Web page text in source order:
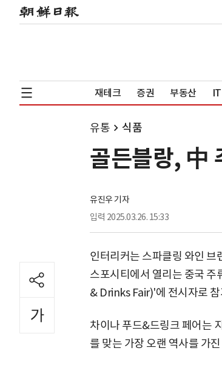
재테크 증권 부동산 IT
유통 식품
골든블랑, 中
유진우 기자
입력 2025.03.26. 15:33
인터리커는 스파클링 와인
스포시티에서 열리는 중국
& Drinks Fair)'에 전시자로
차이나 푸드&드링크 페어는
를 맞는 가장 오랜 역사를 가